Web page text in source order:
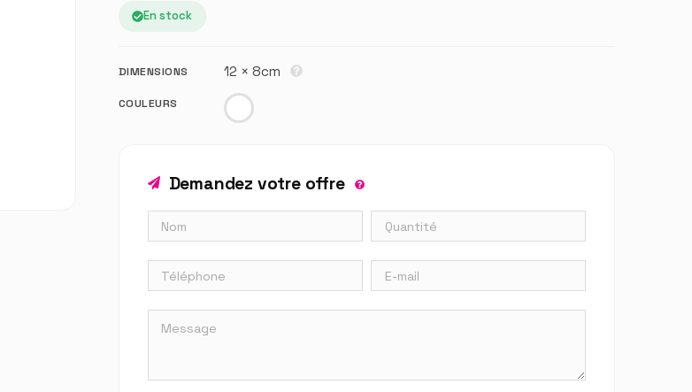
En stock
DIMENSIONS 12 × 8cm
COULEURS
Demandez votre offre